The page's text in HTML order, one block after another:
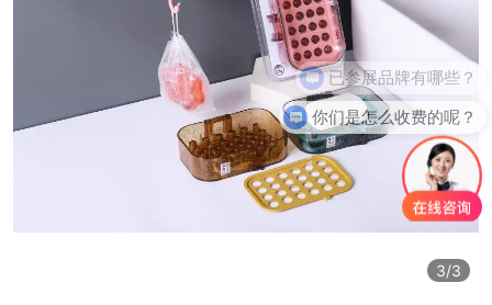
3/3
已参展品牌有哪些？
你们是怎么收费的呢？